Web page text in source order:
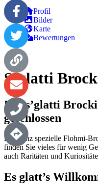
Profil
Bilder
Karte
Bewertungen
S’glatti
Das s’glatti
geschlossen
Das ganz spezielle Flohmi-
finden Sie vieles für wenig
auch Raritäten und
Es glatt’s